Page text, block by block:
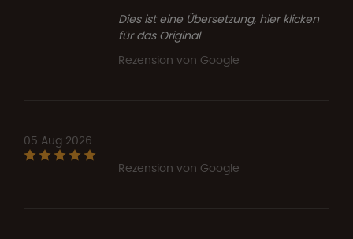
Dies ist eine Übersetzung, hier klicken
für das Original
Rezension von Google
05 Aug 2026
-
Rezension von Google